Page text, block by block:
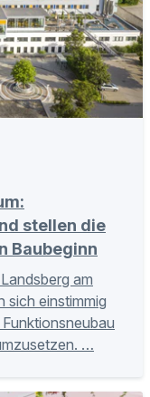
stellen die
Baubeginn
am
sich einstimmig
…